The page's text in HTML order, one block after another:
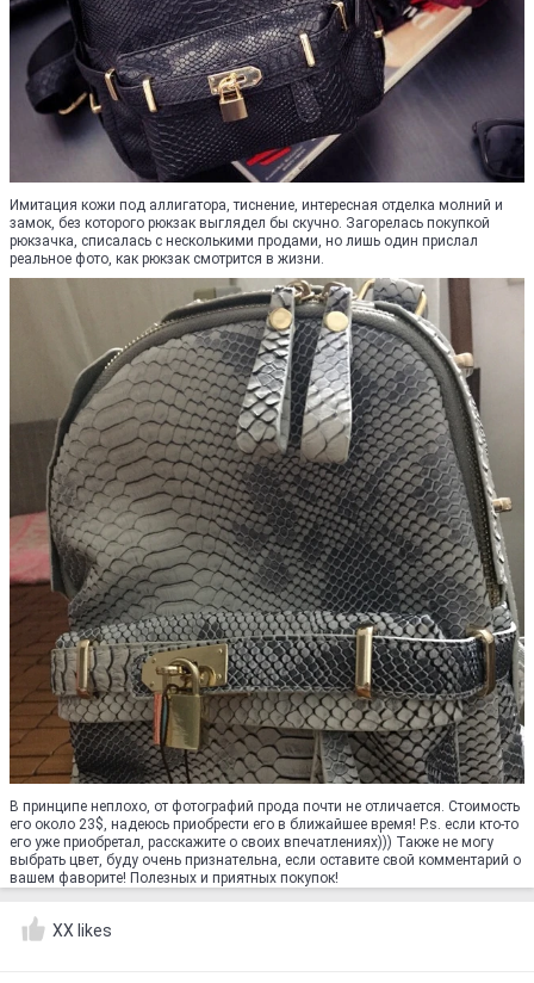
Имитация кожи под аллигатора, тиснение, интересная отделка молний и
замок, без которого рюкзак выглядел бы скучно. Загорелась покупкой
рюкзачка, списалась с несколькими продами, но лишь один прислал
реальное фото, как рюкзак смотрится в жизни.
В принципе неплохо, от фотографий прода почти не отличается. Стоимость
его около 23$, надеюсь приобрести его в ближайшее время! P.s. если кто-то
его уже приобретал, расскажите о своих впечатлениях))) Также не могу
выбрать цвет, буду очень признательна, если оставите свой комментарий о
вашем фаворите! Полезных и приятных покупок!
XX likes